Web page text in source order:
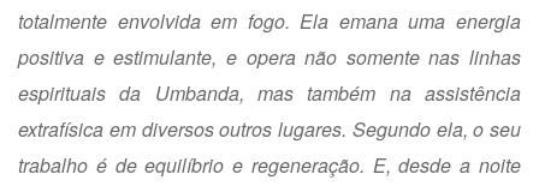
totalmente envolvida em fogo. Ela emana uma energia
positiva e estimulante, e opera não somente nas linhas
espirituais da Umbanda, mas também na assistência
extrafísica em diversos outros lugares. Segundo ela, o seu
trabalho é de equilíbrio e regeneração. E, desde a noite